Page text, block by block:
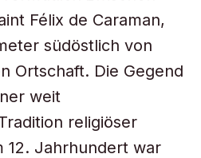
Félix de Caraman,
südöstlich von
Ortschaft. Die Gegend
weit
religiöser
12. Jahrhundert war